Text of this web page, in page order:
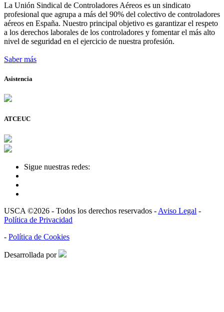
La Unión Sindical de Controladores Aéreos es un sindicato
profesional que agrupa a más del 90% del colectivo de controladores
aéreos en España. Nuestro principal objetivo es garantizar el respeto
a los derechos laborales de los controladores y fomentar el más alto
nivel de seguridad en el ejercicio de nuestra profesión.
Saber más
Asistencia
ATCEUC
Sigue nuestras redes:
USCA ©2026 - Todos los derechos reservados - Aviso Legal -
Política de Privacidad
- Política de Cookies
Desarrollada por